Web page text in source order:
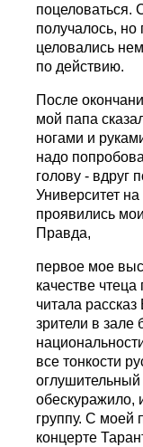
поцеловаться.
получалось,
целовались
по действию.
После
мой папа
ногами и
надо
голову - вдруг
Университет
проявились
Правда,
первое мое
качестве
читала
зрители в
все тонкости
обескуражило,
группу. С моей
концерте